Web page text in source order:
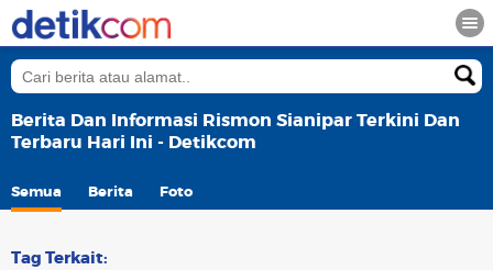
Berita Dan Informasi Rismon Sianipar Terkini Dan
Terbaru Hari Ini - Detikcom
Semua Berita Foto
Tag Terkait: